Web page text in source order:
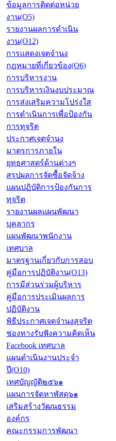
ข้อมูลการติดต่อหน่วย
งาน(O5)
รายงานผลการดำเนิน
งาน(O12)
การแสดงเจตจำนง
กฎหมายที่เกี่ยวข้อง(O6)
การบริหารงาน
การบริหารเงินงบประมาณ
การส่งเสริมความโปร่งใส
การดำเนินการเพื่อป้องกัน
การทุจริต
ประกาศเจตจำนง
มาตรการภายใน
ยุทธศาสตร์ด้านต่างๆ
สรุปผลการจัดซื้อจัดจ้าง
แผนปฏิบัติการป้องกันการ
ทุจริต
รายงานผลแผนพัฒนา
บุคลากร
แผนพัฒนาพนักงาน
เทศบาล
มาตรฐานเกี่ยวกับการสอบ
คู่มือการปฏิบัติงาน(O13)
การมีส่วนร่วมผู้บริหาร
คู่มือการประเมินผลการ
ปฏิบัติงาน
พิธีประกาศเจตจำนงสุจริต
ช่องทางรับฟังความคิดเห็น
Facebook เทศบาล
แผนดำเนินงานประจำ
ปี(O10)
เทศบัญญัติ๒๕๖๑
แผนการจัดหาพัสดุ๖๑
เสริมสร้างวัฒนธรรม
องค์กร
คณะกรรมการพัฒนา